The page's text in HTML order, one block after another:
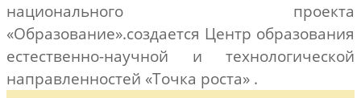
национального проекта
«Образование».создается Центр образования
естественно-научной и технологической
направленностей «Точка роста» .